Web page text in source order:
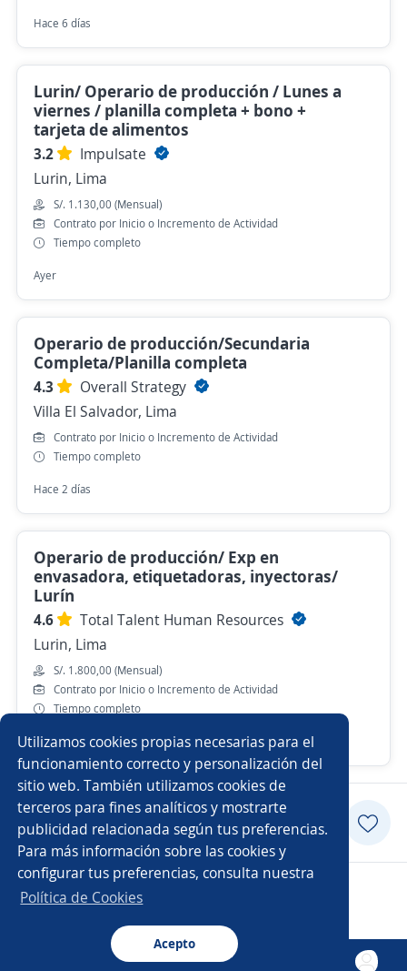
Hace 6 días
Lurin/ Operario de producción / Lunes a
viernes / planilla completa + bono +
tarjeta de alimentos
3.2
Impulsate
Lurin, Lima
S/. 1.130,00 (Mensual)
Contrato por Inicio o Incremento de Actividad
Tiempo completo
Ayer
Operario de producción/Secundaria
Completa/Planilla completa
4.3
Overall Strategy
Villa El Salvador, Lima
Contrato por Inicio o Incremento de Actividad
Tiempo completo
Hace 2 días
Operario de producción/ Exp en
envasadora, etiquetadoras, inyectoras/
Lurín
4.6
Total Talent Human Resources
Lurin, Lima
S/. 1.800,00 (Mensual)
Contrato por Inicio o Incremento de Actividad
Tiempo completo
Hace 4 días
Postularme
Copyright 2014 - 2026 DGNET LTD.
Aviso legal
Utilizamos cookies propias necesarias para el
funcionamiento correcto y personalización del
sitio web. También utilizamos cookies de
terceros para fines analíticos y mostrarte
publicidad relacionada según tus preferencias.
Para más información sobre las cookies y
configurar tus preferencias, consulta nuestra
Política de Cookies
Acepto